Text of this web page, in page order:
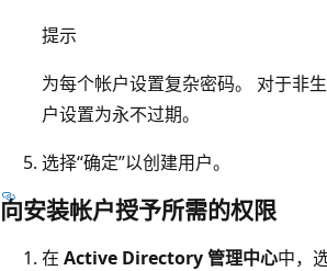
提示
为每个帐户设置复杂密码。 对于非
户设置为永不过期。
选择“确定”以创建用户。
向安装帐户授予所需的权限
在 Active Directory 管理中心中，